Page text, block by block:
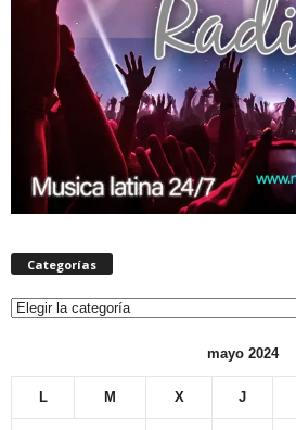
Categorías
Categorías
mayo 2024
L M X J